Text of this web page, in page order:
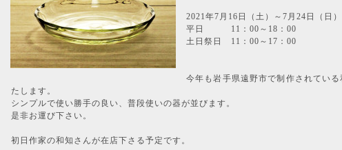
2021年7月16日（土）～7月24日（日
平日 11：00～18：00
土日祭日 11：00～17：00
今年も岩手県遠野市で制作されてい
たします。
シンプルで使い勝手の良い、普段使いの器が並びます。
是非お運び下さい。
初日作家の和知さんが在店下さる予定です。